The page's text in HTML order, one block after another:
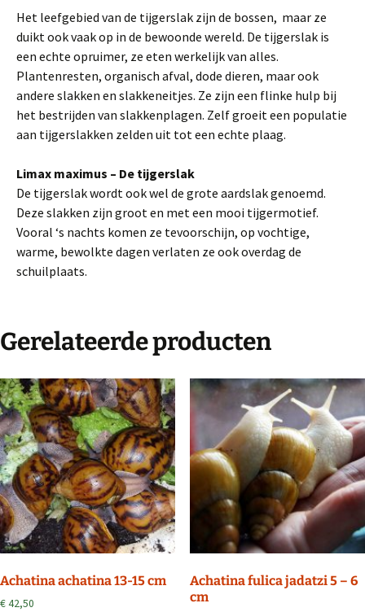
Het leefgebied van de tijgerslak zijn de bossen, maar ze
duikt ook vaak op in de bewoonde wereld. De tijgerslak is
een echte opruimer, ze eten werkelijk van alles.
Plantenresten, organisch afval, dode dieren, maar ook
andere slakken en slakkeneitjes. Ze zijn een flinke hulp bij
het bestrijden van slakkenplagen. Zelf groeit een populatie
aan tijgerslakken zelden uit tot een echte plaag.
Limax maximus – De tijgerslak
De tijgerslak wordt ook wel de grote aardslak genoemd.
Deze slakken zijn groot en met een mooi tijgermotief.
Vooral ‘s nachts komen ze tevoorschijn, op vochtige,
warme, bewolkte dagen verlaten ze ook overdag de
schuilplaats.
Gerelateerde producten
Achatina achatina 13-15 cm
€42,50
Achatina fulica jadatzi 5 – 6
cm